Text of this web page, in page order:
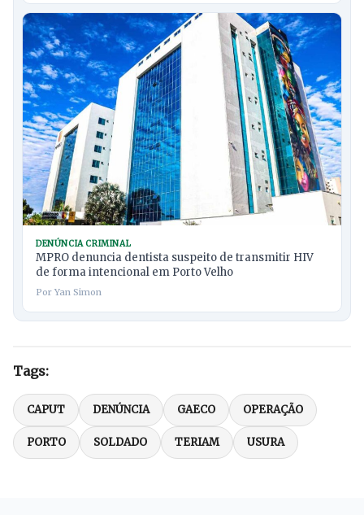
DENÚNCIA CRIMINAL
MPRO denuncia dentista suspeito de transmitir HIV
de forma intencional em Porto Velho
Por Yan Simon
Tags:
CAPUT DENÚNCIA GAECO OPERAÇÃO
PORTO SOLDADO TERIAM USURA